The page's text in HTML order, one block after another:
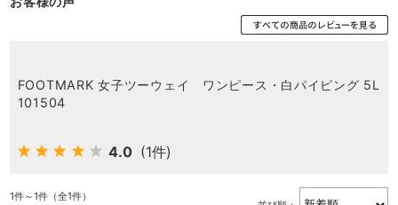
FOOTMARK 女子ツーウェイ ワンピース・白パイピング 5L
101504
4.0 (1件)
1件～1件（全1件）